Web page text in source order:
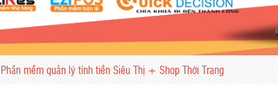
Phần mềm quản lý tính tiền Siêu Thị + Shop Thời Trang